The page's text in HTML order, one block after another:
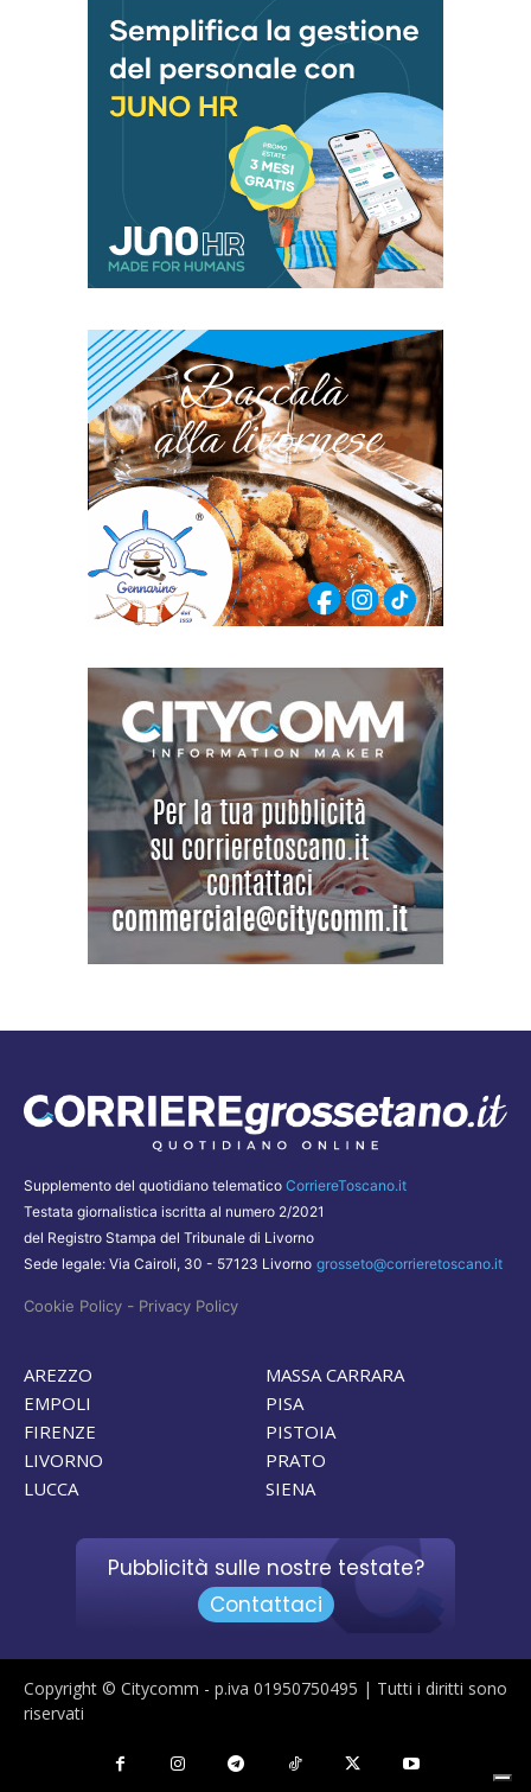
Supplemento del quotidiano telematico CorriereToscano.it
Testata giornalistica iscritta al numero 2/2021
del Registro Stampa del Tribunale di Livorno
Sede legale: Via Cairoli, 30 - 57123 Livorno grosseto@corrieretoscano.it
Cookie Policy - Privacy Policy
AREZZO
EMPOLI
FIRENZE
LIVORNO
LUCCA
MASSA CARRARA
PISA
PISTOIA
PRATO
SIENA
Pubblicità sulle nostre testate?
Contattaci
Copyright © Citycomm - p.iva 01950750495 | Tutti i diritti sono
riservati